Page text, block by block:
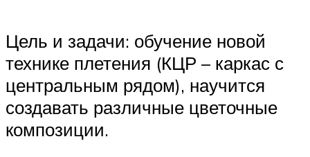
Цель и задачи: обучение новой
технике плетения (КЦР – каркас с
центральным рядом), научится
создавать различные цветочные
композиции.